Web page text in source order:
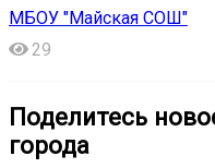
МБОУ "Майская СОШ"
29
Поделитесь
города